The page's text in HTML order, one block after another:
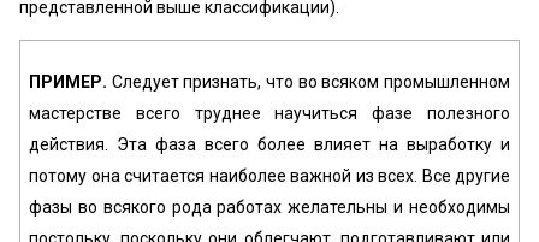
представленной выше классификации).
ПРИМЕР. Следует признать, что во всяком промышленном
мастерстве всего труднее научиться фазе полезного
действия. Эта фаза всего более влияет на выработку и
потому она считается наиболее важной из всех. Все другие
фазы во всякого рода работах желательны и необходимы